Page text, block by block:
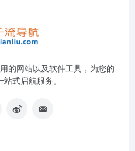
的网站以及软件工具，为您的
式启航服务。